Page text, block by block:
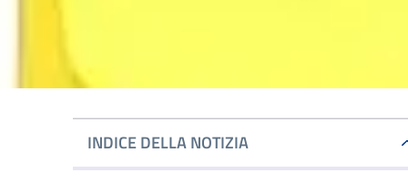
INDICE DELLA NOTIZIA